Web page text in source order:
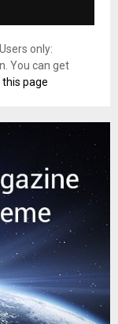
only:
You can get
this page